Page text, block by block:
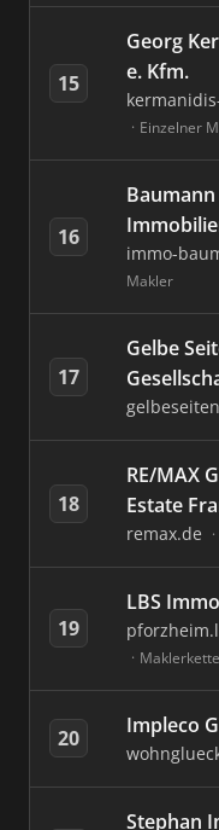
15
Georg
e. Kfm.
Einzelner
16
immo-
Makler
17
Gelbe
18
RE/MAX
Estate
remax.de
19
LBS
Maklerkette
20 Impleco
Stephan